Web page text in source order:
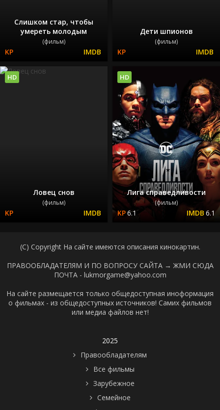
Слишком стар, чтобы
умереть молодым
(фильм)
Дети шпионов
(фильм)
Ловец снов
(фильм)
HD
Лига справедливости
(фильм)
6.1 6.1
HD
(C) Copyright На сайте имеются описания кинокартин.
ПРАВООБЛАДАТЕЛЯМ И ПО ВОПРОСУ САЙТА → ЖМИ СЮДА
ПОЧТА - lukmorgame@yahoo.com
На сайте размещается только общедоступная иноформация
о фильмах - из общедоступных источников! Самих фильмов
или медиа файлов нет!
2025
Правообладателям
Все фильмы
Зарубежное
Семейное